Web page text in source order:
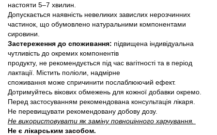
настояти 5–7 хвилин.
Допускається наявність невеликих завислих нерозчинних
частинок, що обумовлено натуральними компонентами
сировини.
Застереження до споживання: підвищена індивідуальна
чутливість до окремих компонентів
продукту, не рекомендується під час вагітності та в період
лактації. Містить поліоли, надмірне
споживання може спричинити послаблюючий ефект.
Дотримуйтесь вікових обмежень для кожної добавки окремо.
Перед застосуванням рекомендована консультація лікаря.
Не перевищувати рекомендовану добову дозу.
Не використовувати як заміну повноцінного харчування.
Не є лікарським засобом.